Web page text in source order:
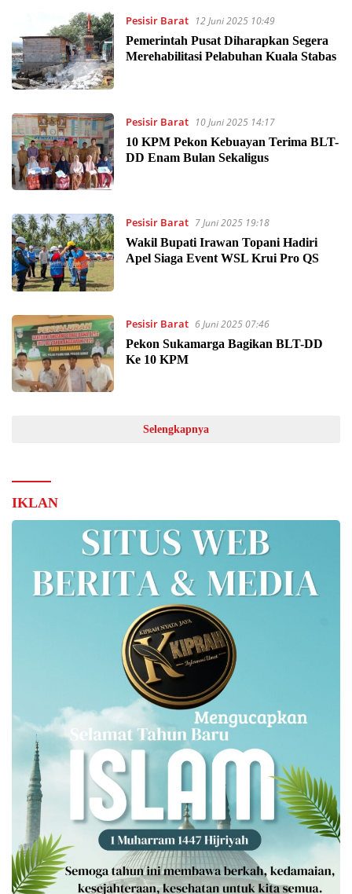
Pesisir Barat
12 Juni 2025 10:49
Pemerintah Pusat Diharapkan Segera
Merehabilitasi Pelabuhan Kuala Stabas
Pesisir Barat
10 Juni 2025 14:17
10 KPM Pekon Kebuayan Terima BLT-
DD Enam Bulan Sekaligus
Pesisir Barat 7 Juni 2025 19:18
Wakil Bupati Irawan Topani Hadiri
Apel Siaga Event WSL Krui Pro QS
Pesisir Barat 6 Juni 2025 07:46
Pekon Sukamarga Bagikan BLT-DD
Ke 10 KPM
Selengkapnya
IKLAN